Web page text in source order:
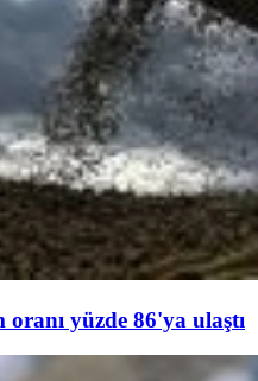
yüzde 86'ya ulaştı